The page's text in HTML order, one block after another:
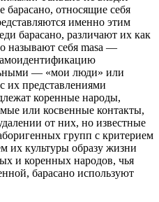
барасано, относящие себя
именно этим
барасано, различают их как
называют себя masa —
— «мои люди» или
их представлениями
коренные народы,
или косвенные контакты,
от них, но известные
групп с критерием
их культуры образу жизни
и коренных народов, чья
барасано используют